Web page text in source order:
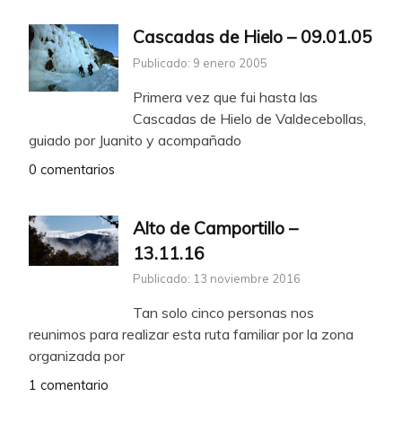
Cascadas de Hielo – 09.01.05
Publicado: 9 enero 2005
Primera vez que fui hasta las
Cascadas de Hielo de Valdecebollas,
guiado por Juanito y acompañado
0 comentarios
Alto de Camportillo –
13.11.16
Publicado: 13 noviembre 2016
Tan solo cinco personas nos
reunimos para realizar esta ruta familiar por la zona
organizada por
1 comentario